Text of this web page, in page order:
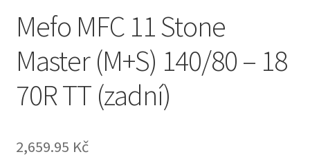
Mefo MFC 11 Stone
Master (M+S) 140/80 – 18
70R TT (zadní)
2,659.95 Kč